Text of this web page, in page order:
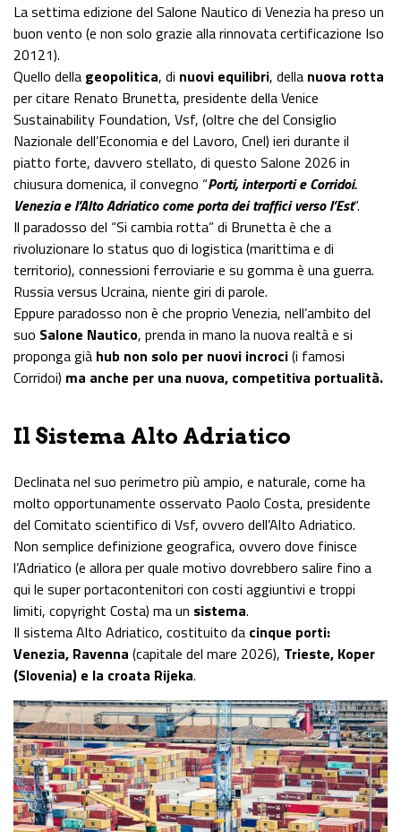
La settima edizione del Salone Nautico di Venezia ha preso un
buon vento (e non solo grazie alla rinnovata certificazione Iso
20121).
Quello della geopolitica, di nuovi equilibri, della nuova rotta
per citare Renato Brunetta, presidente della Venice
Sustainability Foundation, Vsf, (oltre che del Consiglio
Nazionale dell’Economia e del Lavoro, Cnel) ieri durante il
piatto forte, davvero stellato, di questo Salone 2026 in
chiusura domenica, il convegno “Porti, interporti e Corridoi.
Venezia e l’Alto Adriatico come porta dei traffici verso l’Est“.
Il paradosso del “Si cambia rotta” di Brunetta è che a
rivoluzionare lo status quo di logistica (marittima e di
territorio), connessioni ferroviarie e su gomma è una guerra.
Russia versus Ucraina, niente giri di parole.
Eppure paradosso non è che proprio Venezia, nell’ambito del
suo Salone Nautico, prenda in mano la nuova realtà e si
proponga già hub non solo per nuovi incroci(i famosi
Corridoi) ma anche per una nuova, competitiva portualità.
Il Sistema Alto Adriatico
Declinata nel suo perimetro più ampio, e naturale, come ha
molto opportunamente osservato Paolo Costa, presidente
del Comitato scientifico di Vsf, ovvero dell’Alto Adriatico.
Non semplice definizione geografica, ovvero dove finisce
l’Adriatico (e allora per quale motivo dovrebbero salire fino a
qui le super portacontenitori con costi aggiuntivi e troppi
limiti, copyright Costa) ma un sistema.
Il sistema Alto Adriatico, costituito da cinque porti:
Venezia, Ravenna (capitale del mare 2026), Trieste, Koper
(Slovenia) e la croata Rijeka.